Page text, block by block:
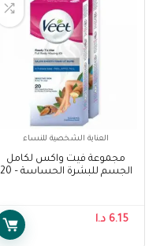
العناية الشخصية للنساء
مجموعة فيت واكس لكامل
الجسم للبشرة الحساسة – 20
6.15 د.ا